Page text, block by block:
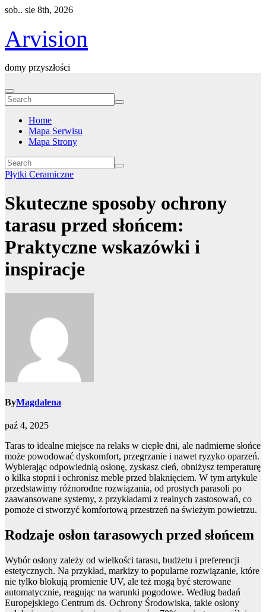
Skip
content
sob.. sie 8th, 2026
Arvision
domy przyszłości
Home
Mapa Serwisu
Mapa Strony
Płytki Ceramiczne
Skuteczne sposoby ochrony
tarasu przed słońcem:
Praktyczne wskazówki i
inspiracje
ByMagdalena
paź 4, 2025
Taras to idealne miejsce na relaks w ciepłe dni, ale nadmierne słońce
może powodować dyskomfort, przegrzanie i nawet ryzyko oparzeń.
Wybierając odpowiednią osłonę, zyskasz cień, obniżysz temperaturę
o kilka stopni i ochronisz meble przed blaknięciem. W tym artykule
przedstawimy różnorodne rozwiązania, od prostych parasoli po
zaawansowane systemy, z przykładami z realnych zastosowań, co
pomoże ci stworzyć komfortową przestrzeń na świeżym powietrzu.
Rodzaje osłon tarasowych przed słońcem
Wybór osłony zależy od wielkości tarasu, budżetu i preferencji
estetycznych. Na przykład, markizy to popularne rozwiązanie, które
nie tylko blokują promienie UV, ale też mogą być sterowane
automatycznie, reagując na warunki pogodowe. Według badań
Europejskiego Centrum ds. Ochrony Środowiska, takie osłony